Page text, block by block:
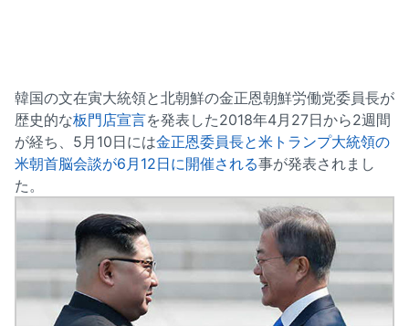
韓国の文在寅大統領と北朝鮮の金正恩朝鮮労働党委員長が
歴史的な板門店宣言を発表した2018年4月27日から2週間
が経ち、5月10日には金正恩委員長と米トランプ大統領の
米朝首脳会談が6月12日に開催される事が発表されまし
た。